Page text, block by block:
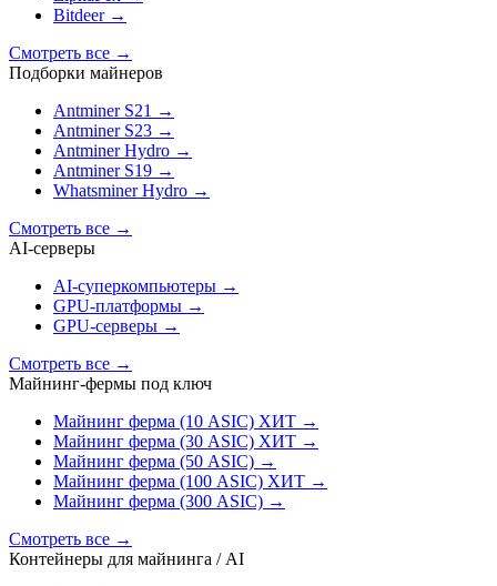
Bitdeer →
Смотреть все →
Подборки майнеров
Antminer S21 →
Antminer S23 →
Antminer Hydro →
Antminer S19 →
Whatsminer Hydro →
Смотреть все →
AI‑серверы
AI‑суперкомпьютеры →
GPU‑платформы →
GPU‑серверы →
Смотреть все →
Майнинг-фермы под ключ
Майнинг ферма (10 ASIC) ХИТ →
Майнинг ферма (30 ASIC) ХИТ →
Майнинг ферма (50 ASIC) →
Майнинг ферма (100 ASIC) ХИТ →
Майнинг ферма (300 ASIC) →
Смотреть все →
Контейнеры для майнинга / AI